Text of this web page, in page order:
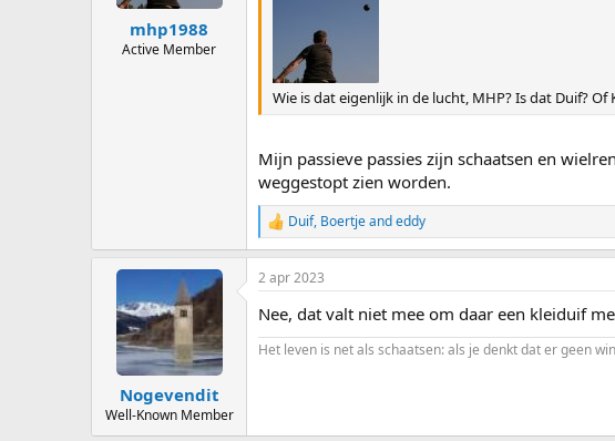
mhp1988
Active Member
Wie is dat eigenlijk in de lucht, MHP? Is dat Duif? Of
Mijn passieve passies zijn schaatsen en
weggestopt zien worden.
R
e
a
c
i
o
n
Duif, Boertjeandeddy
Nogevendit
Well-Known Member
2 apr 2023
Nee, dat valt niet mee om daar een kleiduif
Het leven is net als schaatsen: als je denkt dat er geen